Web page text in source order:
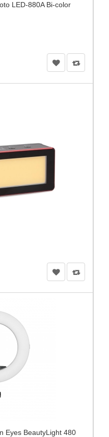
LED-880A Bi-color
Eyes BeautyLight 480